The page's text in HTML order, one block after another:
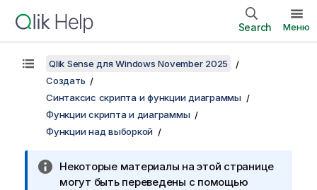
Search Меню
Qlik Sense для Windows November 2025
Создать
Синтаксис скрипта и функции диаграммы
Функции скрипта и диаграммы
Функции над выборкой
Некоторые материалы на этой странице
могут быть переведены с помощью